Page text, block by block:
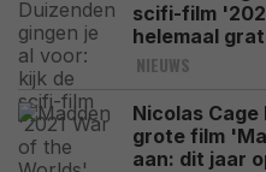
scifi-film
helemaal
NIEUWS
Nicolas
grote film
aan: dit jaar